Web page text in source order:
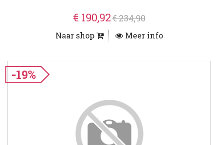
€ 190,92€ 234,90
Naar shop Meer info
-19%